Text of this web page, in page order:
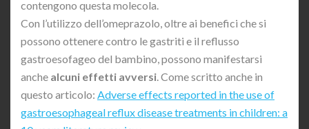
contengono questa molecola.
Con l’utilizzo dell’omeprazolo, oltre ai benefici che si
possono ottenere contro le gastriti e il reflusso
gastroesofageo del bambino, possono manifestarsi
anche alcuni effetti avversi . Come scritto anche in
questo articolo: Adverse effects reported in the use of
gastroesophageal reflux disease treatments in children: a